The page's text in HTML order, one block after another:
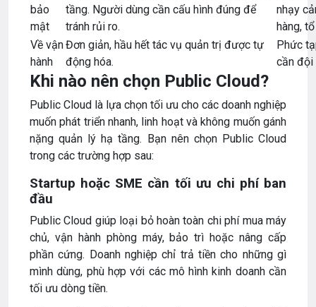
bảo
mật
tầng. Người dùng cần cấu hình đúng để
tránh rủi ro.
nhạy
hàng,
Về vận
hành
Đơn giản, hầu hết tác vụ quản trị được tự
động hóa.
Phức
cần đội
Khi nào nên chọn Public Cloud?
Public Cloud là lựa chọn tối ưu cho các doanh nghiệp
muốn phát triển nhanh, linh hoạt và không muốn gánh
nặng quản lý hạ tầng. Bạn nên chọn Public Cloud
trong các trường hợp sau:
Startup hoặc SME cần tối ưu chi phí ban
đầu
Public Cloud giúp loại bỏ hoàn toàn chi phí mua máy
chủ, vận hành phòng máy, bảo trì hoặc nâng cấp
phần cứng. Doanh nghiệp chỉ trả tiền cho những gì
mình dùng, phù hợp với các mô hình kinh doanh cần
tối ưu dòng tiền.